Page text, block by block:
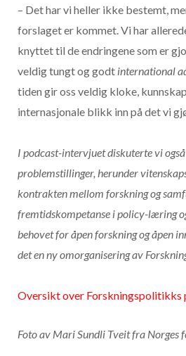
– Det har vi heller ikke bestemt,
forslaget er kommet. Vi har
knyttet til de endringene som er
veldig tungt og godt international
tiden gir oss veldig kloke,
internasjonale blikk inn på det vi
I podcast-intervjuet diskuterte vi
problemstillinger, herunder
kontrakten mellom forskning og
fremtidskompetanse i policy-læring
behovet for åpen forskning og åpen
det en ny omorganisering av
Oversikt over Forskningspolitikks
Foto av Mari Sundli Tveit fra Norges